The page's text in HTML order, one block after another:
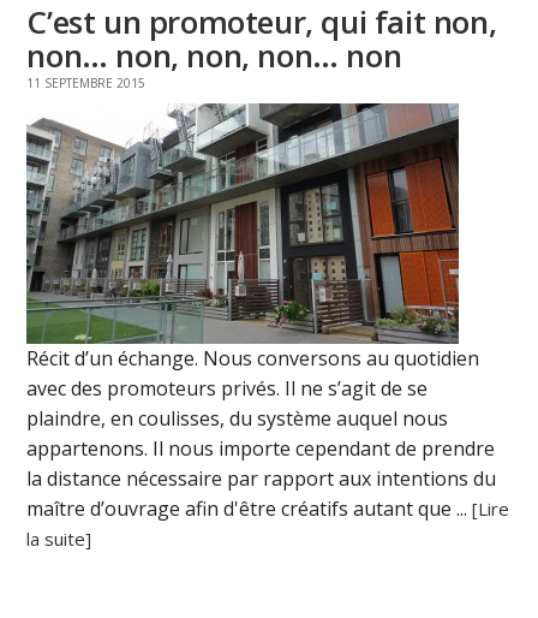
C’est un promoteur, qui fait non,
non… non, non, non… non
11 SEPTEMBRE 2015
Récit d’un échange. Nous conversons au quotidien
avec des promoteurs privés. Il ne s’agit de se
plaindre, en coulisses, du système auquel nous
appartenons. Il nous importe cependant de prendre
la distance nécessaire par rapport aux intentions du
maître d’ouvrage afin d'être créatifs autant que ...[Lire
la suite]